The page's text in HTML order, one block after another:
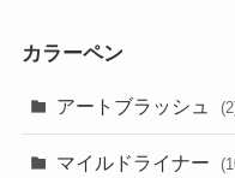
カラーペン
アートブラッシュ
マイルドライナー